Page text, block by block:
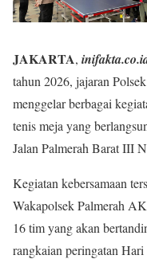
JAKARTA,
tahun 2026, jajaran
menggelar berbagai
tenis meja yang
Jalan Palmerah Barat III
Kegiatan kebersamaan
Wakapolsek Palmerah
16 tim yang akan
rangkaian peringatan